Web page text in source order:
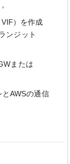
）を作成
ンジット
または
AWSの通信